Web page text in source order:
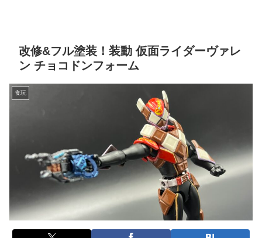
改修&フル塗装！装動 仮面ライダーヴァレ
ン チョコドンフォーム
食玩